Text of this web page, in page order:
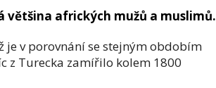
většina afrických mužů a muslimů.
je v porovnání se stejným obdobím
z Turecka zamířilo kolem 1800